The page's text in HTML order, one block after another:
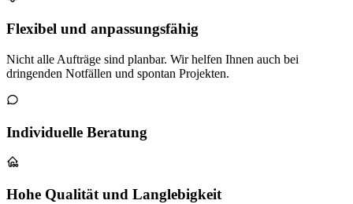
Flexibel und anpassungsfähig
Nicht alle Aufträge sind planbar. Wir helfen Ihnen auch bei
dringenden Notfällen und spontan Projekten.
Individuelle Beratung
Hohe Qualität und Langlebigkeit